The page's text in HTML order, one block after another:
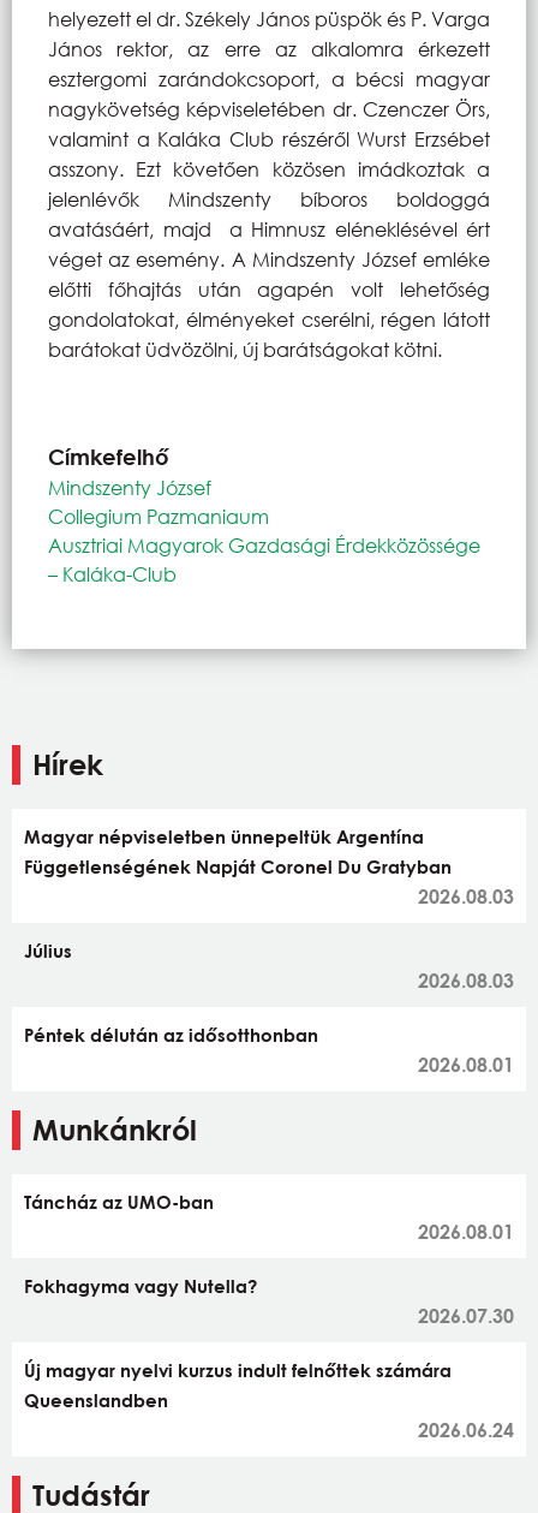
helyezett el dr. Székely János püspök és P. Varga
János rektor, az erre az alkalomra érkezett
esztergomi zarándokcsoport, a bécsi magyar
nagykövetség képviseletében dr. Czenczer Örs,
valamint a Kaláka Club részéről Wurst Erzsébet
asszony. Ezt követően közösen imádkoztak a
jelenlévők Mindszenty bíboros boldoggá
avatásáért, majd a Himnusz eléneklésével ért
véget az esemény. A Mindszenty József emléke
előtti főhajtás után agapén volt lehetőség
gondolatokat, élményeket cserélni, régen látott
barátokat üdvözölni, új barátságokat kötni.
Címkefelhő
Mindszenty József
Collegium Pazmaniaum
Ausztriai Magyarok Gazdasági Érdekközössége
– Kaláka-Club
Hírek
Magyar népviseletben ünnepeltük Argentína
Függetlenségének Napját Coronel Du Gratyban
2026.08.03
Július
2026.08.03
Péntek délután az idősotthonban
2026.08.01
Munkánkról
Táncház az UMO-ban
2026.08.01
Fokhagyma vagy Nutella?
2026.07.30
Új magyar nyelvi kurzus indult felnőttek számára
Queenslandben
2026.06.24
Tudástár